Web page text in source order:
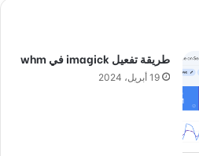
طريقة تفعيل imagick في whm
19 أبريل، 2024